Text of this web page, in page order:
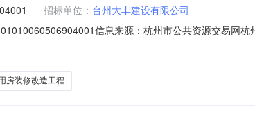
招标单位： 台州大丰建设有限公司
信息来源：杭州市公共资源交易网
：2023/06/20；投标人名称：诸暨祥平建设有限公司，
房装修改造工程